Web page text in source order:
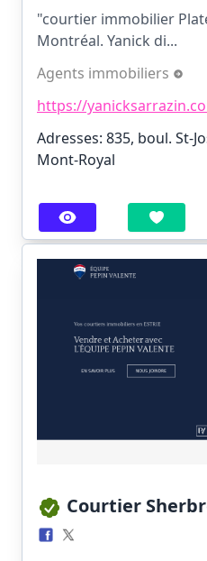
"courtier immobilier
Montréal. Yanick di...
Agents immobiliers
https://
Adresses: 835, boul. St-
Mont-Royal
Courtier